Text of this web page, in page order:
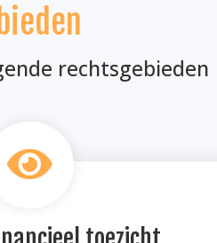
rechtsgebieden